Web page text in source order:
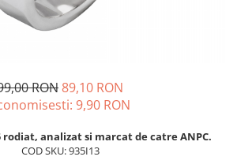
RON89,10 RON
9,90 RON
analizat si marcat de catre ANPC.
COD SKU: 935I13